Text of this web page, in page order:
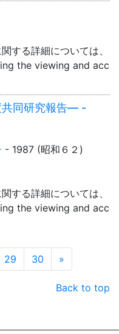
する詳細については、「
the viewing and
共同研究報告― -
- 1987 (昭和６２)
する詳細については、「
the viewing and
29 30 Next
»
Back to top